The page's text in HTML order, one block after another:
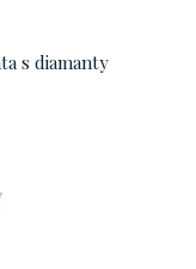
s diamanty